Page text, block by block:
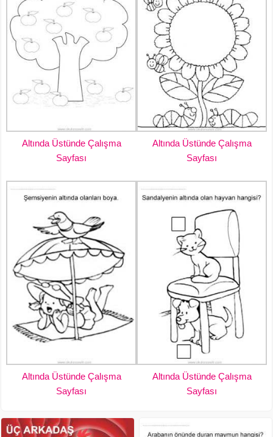
Altında Üstünde Çalışma
Sayfası
Altında Üstünde Çalışma
Sayfası
Altında Üstünde Çalışma
Sayfası
Altında Üstünde Çalışma
Sayfası